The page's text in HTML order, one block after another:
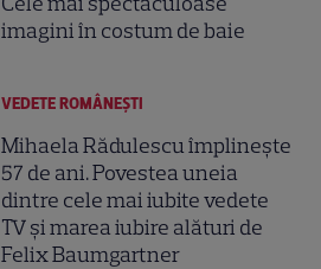
imagini în costum de baie
VEDETE ROMÂNEŞTI
Mihaela Rădulescu împlinește
57 de ani. Povestea uneia
dintre cele mai iubite vedete
TV și marea iubire alături de
Felix Baumgartner